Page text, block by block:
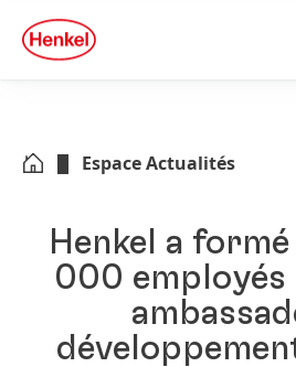
Skip to footer
quick
search
Espace Actualités
Henkel a
000 employés